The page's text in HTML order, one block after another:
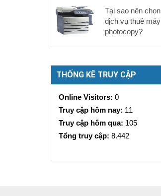
Tại sao nên chọn
dịch vụ thuê máy
photocopy?
THỐNG KÊ TRUY CẬP
Online Visitors: 0
Truy cập hôm nay: 11
Truy cập hôm qua: 105
Tổng truy cập: 8.442